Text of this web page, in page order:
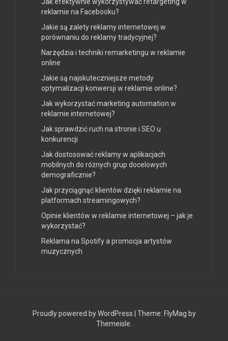
reklamie na Facebooku?
Jakie są zalety reklamy internetowej w
porównaniu do reklamy tradycyjnej?
Narzędzia i techniki remarketingu w reklamie
online
Jakie są najskuteczniejsze metody
optymalizacji konwersji w reklamie online?
Jak wykorzystać marketing automation w
reklamie internetowej?
Jak sprawdzić ruch na stronie i SEO u
konkurencji
Jak dostosować reklamy w aplikacjach
mobilnych do różnych grup docelowych
demograficznie?
Jak przyciągnąć klientów dzięki reklamie na
platformach streamingowych?
Opinie klientów w reklamie internetowej – jak je
wykorzystać?
Reklama na Spotify a promocja artystów
muzycznych
Proudly powered by WordPress Theme: FlyMag by
Themeisle.